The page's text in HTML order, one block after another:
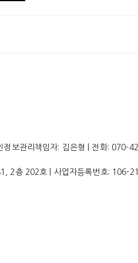
정보관리책임자: 김은형 | 전화:
2층 202호 | 사업자등록번호: 106-